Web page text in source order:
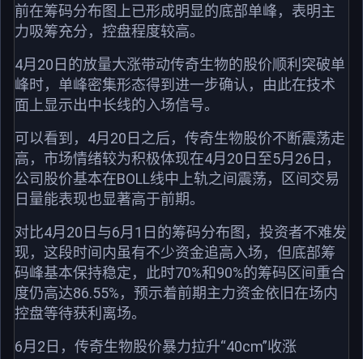
前在筹码分布图上已形成明显的底部单峰，表明主
力吸筹充分，控盘程度较高。
4月20日的放量大涨带动传奇生物的股价顺利突破单
峰时，单峰密集形态得到进一步确认，由此在技术
面上显示出中长线的入场信号。
可以看到，4月20日之后，传奇生物股价不断震荡走
高，市场情绪较为积极体现在4月20日至5月26日，
公司股价基本在BOLL线中上轨之间震荡，区间交易
日量能表现也显著高于前期。
对比4月20日与6月1日的筹码分布图，投资者不难发
现，这段时间内虽有不少资金追高入场，但底部筹
码峰基本保持稳定，此时70%和90%的筹码区间重合
度仍高达86.55%，预示着前期主力资金依旧在场内
控盘等待获利离场。
6月2日，传奇生物股价暴力拉升“40cm”收涨